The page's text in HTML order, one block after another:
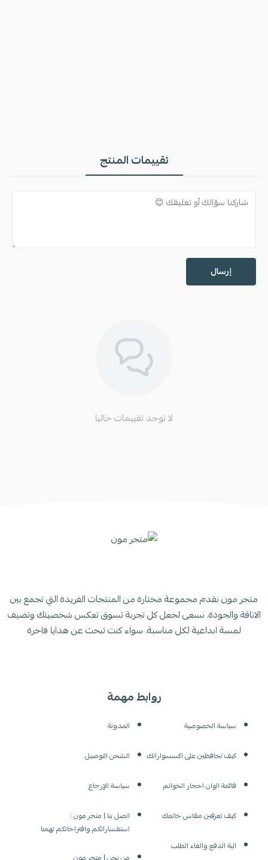
تقييمات المنتج
إرسال
لا توجد تقييمات حاليا
روابط مهمة
سياسة الخصوصية
كيف تحافظين على اكسسواراتك
قائمة الوان احجار الخواتم
كيف تعرفين مقاس خاتمك
الية الدفع والغاء الطلب
المدونة
الشحن التوصيل
سياسة الإرجاع
اتصل بنا | متجر مون :
استفساراتكم واقتراحاتكم تهمنا
متجر مون نقدم مجموعة مختارة من المنتجات الفريدة التي تجمع بين
الاناقة والجودة. نسعى لجعل كل تجربة تسوق تعكس شخصيتك وتضيف
لمسة ابداعية لكل مناسبة. سواء كنت تبحث عن هدايا فاخرة